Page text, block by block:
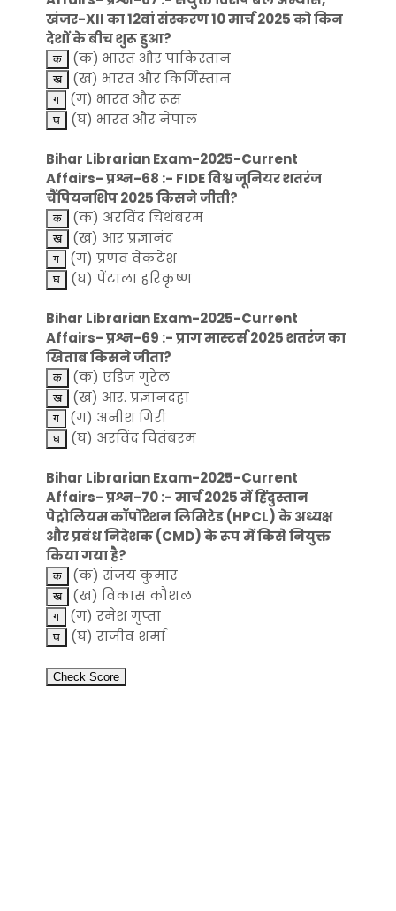
खंजर-XII का 12वां संस्करण 10 मार्च 2025 को किन
देशों के बीच शुरू हुआ?
(क) भारत और पाकिस्तान
(ख) भारत और किर्गिस्तान
(ग) भारत और रूस
(घ) भारत और नेपाल
Bihar Librarian Exam-2025-Current
Affairs- प्रश्न-68 :- FIDE विश्व जूनियर शतरंज
चैंपियनशिप 2025 किसने जीती?
(क) अरविंद चिथंबरम
(ख) आर प्रज्ञानंद
(ग) प्रणव वेंकटेश
(घ) पेंटाला हरिकृष्ण
Bihar Librarian Exam-2025-Current
Affairs- प्रश्न-69 :- प्राग मास्टर्स 2025 शतरंज का
खिताब किसने जीता?
(क) एडिज गुरेल
(ख) आर. प्रज्ञानंदहा
(ग) अनीश गिरी
(घ) अरविंद चितंबरम
Bihar Librarian Exam-2025-Current
Affairs- प्रश्न-70 :- मार्च 2025 में हिंदुस्तान
पेट्रोलियम कॉर्पोरेशन लिमिटेड (HPCL) के अध्यक्ष
और प्रबंध निदेशक (CMD) के रूप में किसे नियुक्त
किया गया है?
(क) संजय कुमार
(ख) विकास कौशल
(ग) रमेश गुप्ता
(घ) राजीव शर्मा